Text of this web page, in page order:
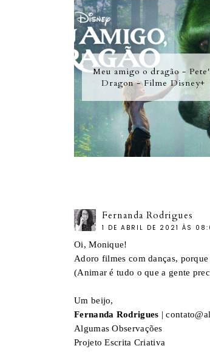
Meu amigo o dragão -
Dragon - Filme Disney+
Fernanda Rodrigues
1 DE ABRIL DE 2021 ÀS
Oi, Monique!
Adoro filmes com danças,
(Animar é tudo o que a gente
Um beijo,
Fernanda Rodrigues |
Algumas Observações
Projeto Escrita Criativa